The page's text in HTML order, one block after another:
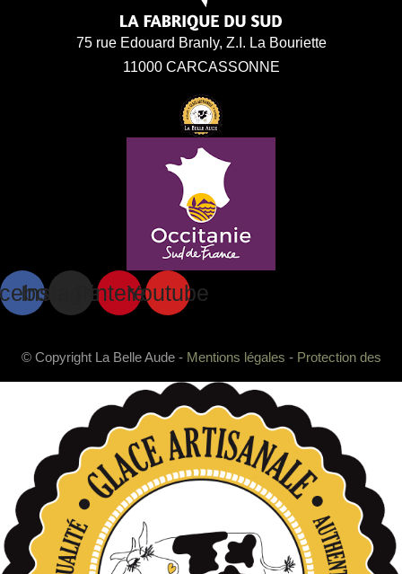
75 rue Edouard Branly, Z.I. La Bouriette
11000 CARCASSONNE
InstagramPinterestYoutube
© Copyright La Belle Aude - Mentions légales - Protection des
données